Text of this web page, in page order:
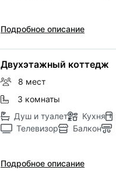
Подробное описание
Двухэтажный коттедж
8 мест
3 комнаты
Душ и туалет
Кухня
Телевизор
Балкон
Подробное описание